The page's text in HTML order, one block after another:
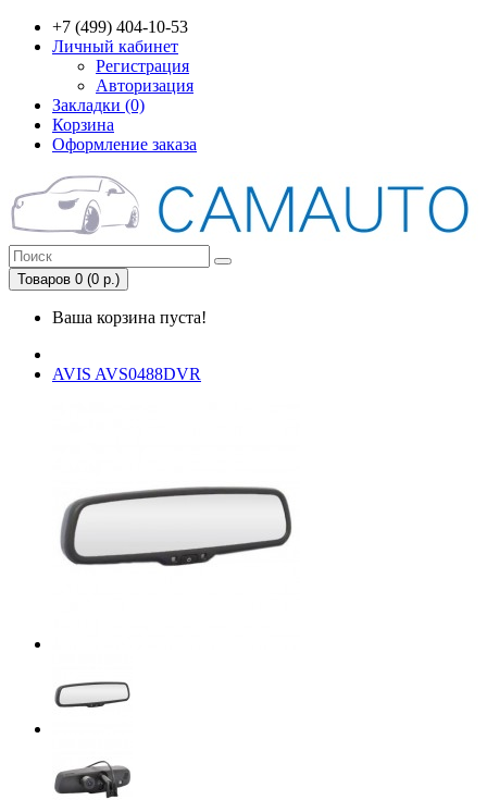
+7 (499) 404-10-53
Личный кабинет
Регистрация
Авторизация
Закладки (0)
Корзина
Оформление заказа
Товаров 0 (0 р.)
Ваша корзина пуста!
AVIS AVS0488DVR